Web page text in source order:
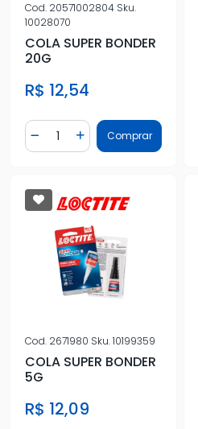
Cod. 20571002804 Sku.
10028070
COLA SUPER BONDER
20G
R$ 12,54
Diminuir Quantidade
Quantidade
Adicionar Quantidade
Comprar
Cod. 2671980 Sku.10199359
COLA SUPER BONDER
5G
R$ 12,09